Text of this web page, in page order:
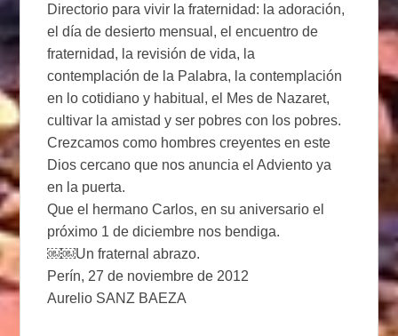
Directorio para vivir la fraternidad: la adoración,
el día de desierto mensual, el encuentro de
fraternidad, la revisión de vida, la
contemplación de la Palabra, la contemplación
en lo cotidiano y habitual, el Mes de Nazaret,
cultivar la amistad y ser pobres con los pobres.
Crezcamos como hombres creyentes en este
Dios cercano que nos anuncia el Adviento ya
en la puerta.
Que el hermano Carlos, en su aniversario el
próximo 1 de diciembre nos bendiga.
￼￼Un fraternal abrazo.
Perín, 27 de noviembre de 2012
Aurelio SANZ BAEZA